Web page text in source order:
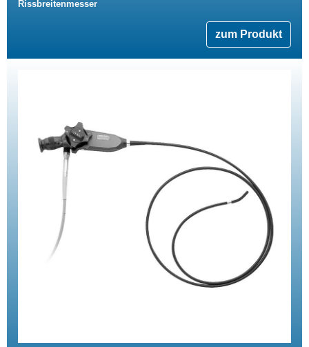
Rissbreitenmesser
zum Produkt